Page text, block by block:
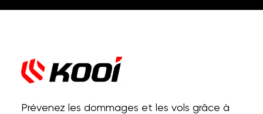
Prévenez les dommages et les vols grâce à